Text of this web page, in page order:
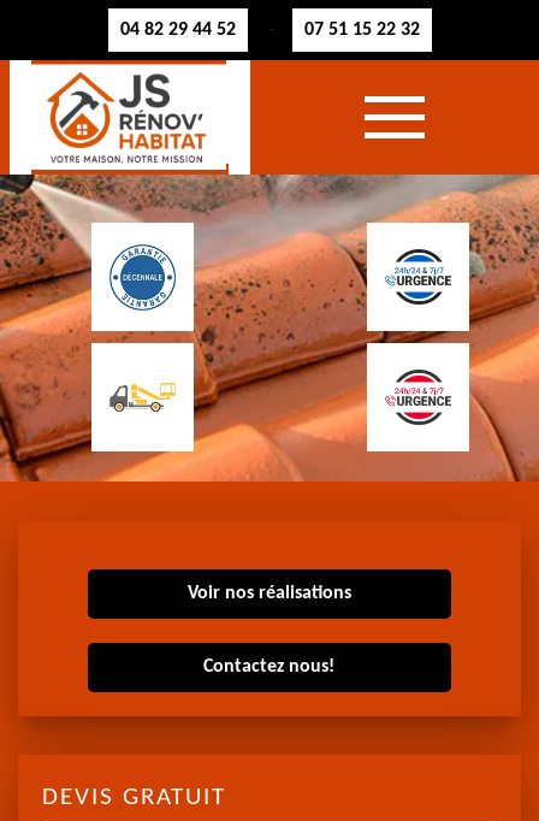
04 82 29 44 52 - 07 51 15 22 32
Voir nos réalisations
Contactez nous!
DEVIS GRATUIT